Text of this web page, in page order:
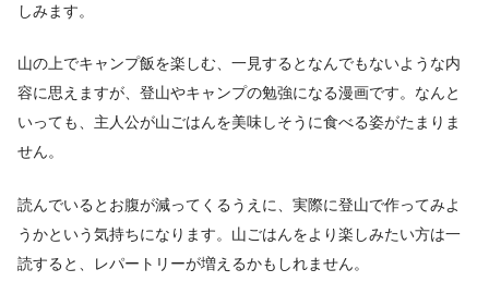
しみます。
山の上でキャンプ飯を楽しむ、一見するとなんでもないような内
容に思えますが、登山やキャンプの勉強になる漫画です。なんと
いっても、主人公が山ごはんを美味しそうに食べる姿がたまりま
せん。
読んでいるとお腹が減ってくるうえに、実際に登山で作ってみよ
うかという気持ちになります。山ごはんをより楽しみたい方は一
読すると、レパートリーが増えるかもしれません。